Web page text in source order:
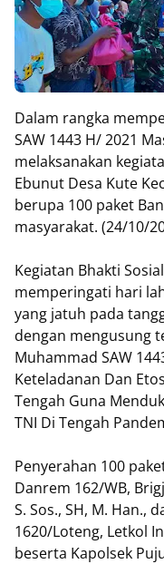
Dalam rangka
SAW 1443 H/ 2021
melaksanakan
Ebunut Desa Kute
berupa 100 paket
masyarakat. (24/10/
Kegiatan Bhakti
memperingati hari
yang jatuh pada
dengan mengusung
Muhammad SAW
Keteladanan Dan
Tengah Guna
TNI Di Tengah
Penyerahan 100
Danrem 162/WB,
S. Sos., SH, M. Han.,
1620/Loteng, Letkol
beserta Kapolsek